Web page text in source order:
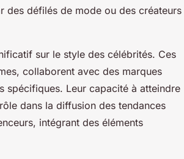
des défilés de mode ou des créateurs
sur le style des célébrités. Ces
collaborent avec des marques
spécifiques. Leur capacité à atteindre
dans la diffusion des tendances
intégrant des éléments